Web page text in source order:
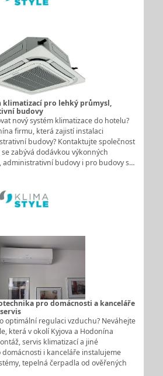
klimatizací pro lehký průmysl,
budovy
nový systém klimatizace do hotelu?
firmu, která zajistí instalaci
budovy? Kontaktujte společnost
se zabývá dodávkou výkonných
administrativní budovy i pro budovy s…
pro domácnosti a kanceláře
optimální regulaci vzduchu? Neváhejte
která v okolí Kyjova a Hodonína
servis klimatizací a jiné
i kanceláře instalujeme
tepelná čerpadla od ověřených